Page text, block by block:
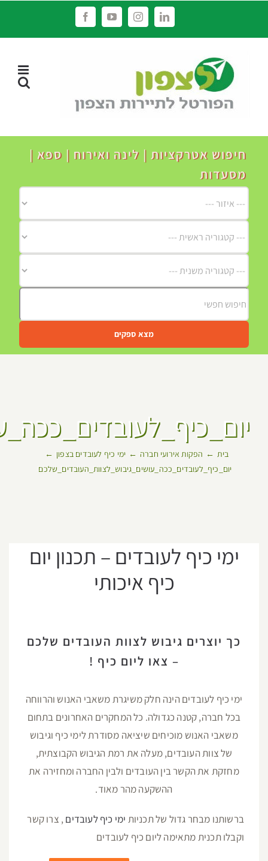
LinkedIn
Instagram
YouTube
Facebook
חיפוש אטרקציות | לינה ואירוח | ספא |
מסעדות
מצא ספקים
בית הפקות אירועי חברה
ימי כיף לעובדים בצפון
יום_כיף_לעובדים_ככה_עושים_גיבוש_לצוות_העובדים_שלכם
ימי כיף לעובדים – תכנון יום
כיף איכותי
כך יוצרים גיבוש לצוות העובדים שלכם
– צאו ליום כיף !
ימי כיף לעובדים הינה חלק משיגרת משאבי האנוש והרווחה
בכל חברה, קטנה כגדולה. כל המחקרים האחרונים בתחום
משאבי האנוש מוכיחים שיציאה מסודרת לימי כיף וגיבוש
של צוות העובדים, מעלה את רמת הגיבוש הקבוצתית,
מחזקת את הקשר בין העובדים ולבין החברה ומחזירה את
ההשקעה מהר מאוד.
ברשותנו מבחר גדול של תכניות ימי כיף לעובדים, צרו קשר
וקבלו תכנית מתאימה ליום כיף לעובדים